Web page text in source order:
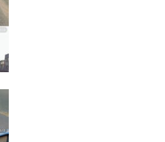
加護を受けしママのサーガ」3巻 今
ム来てるよな
うオスガキってどうやったら産
民度が終わりすぎてる
互RSS